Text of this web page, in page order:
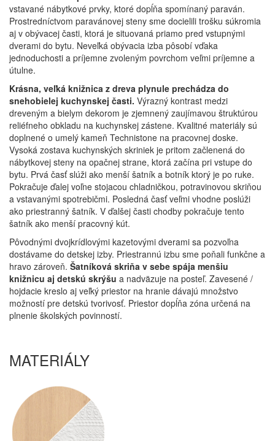
vstavané nábytkové prvky, ktoré dopĺňa spomínaný paraván.
Prostredníctvom paravánovej steny sme docielili trošku súkromia
aj v obývacej časti, ktorá je situovaná priamo pred vstupnými
dverami do bytu. Neveľká obývacia izba pôsobí vďaka
jednoduchosti a príjemne zvoleným povrchom veľmi príjemne a
útulne.
Krásna, veľká knižnica z dreva plynule prechádza do
snehobielej kuchynskej časti. Výrazný kontrast medzi
dreveným a bielym dekorom je zjemnený zaujímavou štruktúrou
reliéfneho obkladu na kuchynskej zástene. Kvalitné materiály sú
doplnené o umelý kameň Technistone na pracovnej doske.
Vysoká zostava kuchynských skriniek je pritom začlenená do
nábytkovej steny na opačnej strane, ktorá začína pri vstupe do
bytu. Prvá časť slúži ako menší šatník a botník ktorý je po ruke.
Pokračuje ďalej voľne stojacou chladničkou, potravinovou skriňou
a vstavanými spotrebičmi. Posledná časť veľmi vhodne poslúži
ako priestranný šatník. V ďalšej časti chodby pokračuje tento
šatník ako menší pracovný kút.
Pôvodnými dvojkrídlovými kazetovými dverami sa pozvoľna
dostávame do detskej izby. Priestrannú izbu sme poňali funkčne a
hravo zároveň. Šatníková skriňa v sebe spája menšiu
knižnicu aj detskú skrýšu a nadväzuje na posteľ. Zavesené /
hojdacie kreslo aj veľký priestor na hranie dávajú množstvo
možností pre detskú tvorivosť. Priestor dopĺňa zóna určená na
plnenie školských povinností.
MATERIÁLY